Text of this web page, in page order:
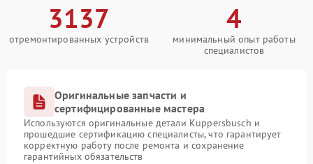
3137
отремонтированных устройств
4
минимальный опыт работы
специалистов
Оригинальные запчасти и
сертифицированные мастера
Используются оригинальные детали Kuppersbusch и
прошедшие сертификацию специалисты, что гарантирует
корректную работу после ремонта и сохранение
гарантийных обязательств